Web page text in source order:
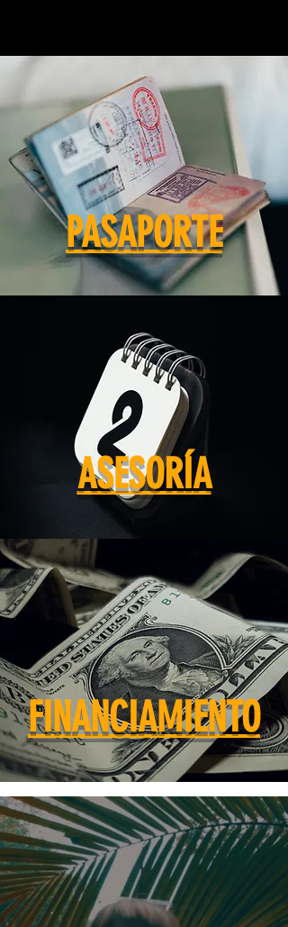
PASAPORTE
ASESORÍA
FINANCIAMIENTO